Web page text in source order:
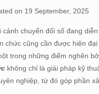
on 19 September, 2025
cảnh chuyển đổi số đang
chức cũng cần được hiện
trong những điểm nghẽn
không chỉ là giải pháp kỹ
nghiệp, từ đó góp phần